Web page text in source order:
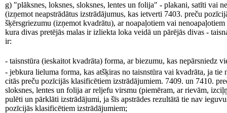
g) "plāksnes, loksnes, sloksnes, lentes un folija" - plakani, satīti vai
(izņemot neapstrādātus izstrādājumus, kas ietverti 7403. preču
šķērsgriezumu (izņemot kvadrātu), ar noapaļotiem vai
kura divas pretējās malas ir izliekta loka veidā un pārējās divas -
ir:
- taisnstūra (ieskaitot kvadrāta) forma, ar biezumu, kas nepārsniedz
- jebkura lieluma forma, kas atšķiras no taisnstūra vai kvadrāta, ja tie
citās preču pozīcijās klasificētiem izstrādājumiem. 7409. un 7410.
sloksnes, lentes un folija ar reljefu virsmu (piemēram, ar rievām,
pulēti un pārklāti izstrādājumi, ja šīs apstrādes rezultātā tie nav
pozīcijās klasificētiem izstrādājumiem;